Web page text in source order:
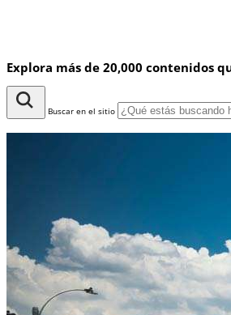
Explora más de 20,000 contenidos
Buscar en el sitio